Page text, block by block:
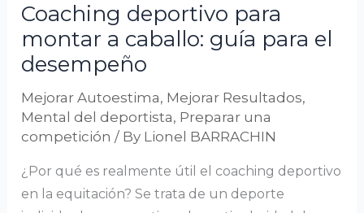
Coaching deportivo para
montar a caballo: guía para el
desempeño
Mejorar Autoestima, Mejorar Resultados,
Mental del deportista, Preparar una
competición / By Lionel BARRACHIN
¿Por qué es realmente útil el coaching deportivo
en la equitación? Se trata de un deporte
para
el
desempeño